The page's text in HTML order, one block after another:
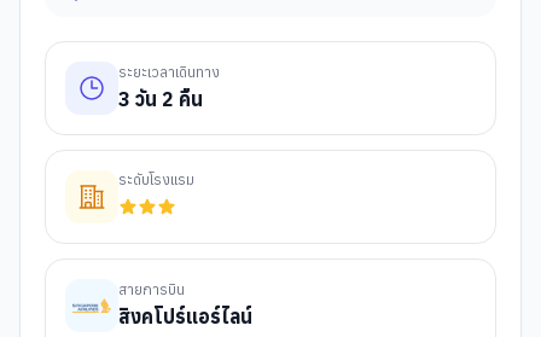
ระยะเวลาเดินทาง
3 วัน 2 คืน
ระดับโรงแรม
สายการบิน
สิงคโปร์แอร์ไลน์